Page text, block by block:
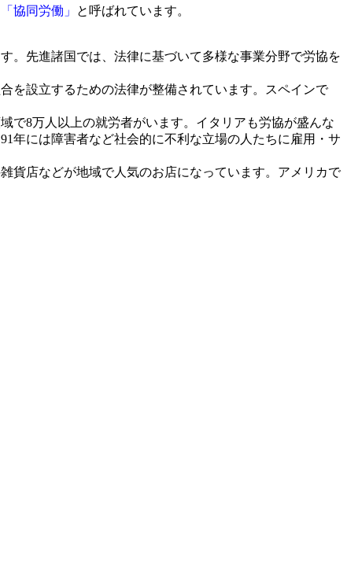
「協同労働」 と呼ばれています。
。先進諸国では、法律に基づいて多様な事業分野で労協を
を設立するための法律が整備されています。スペインで
で8万人以上の就労者がいます。イタリアも労協が盛んな
年には障害者など社会的に不利な立場の人たちに雇用・サ
貨店などが地域で人気のお店になっています。アメリカで